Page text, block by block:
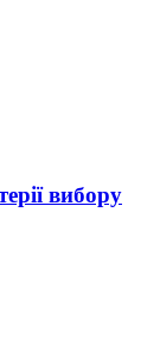
вибору